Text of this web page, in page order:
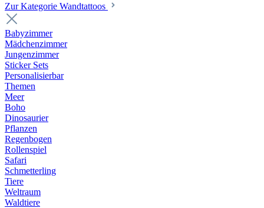
Zur Kategorie Wandtattoos
Babyzimmer
Mädchenzimmer
Jungenzimmer
Sticker Sets
Personalisierbar
Themen
Meer
Boho
Dinosaurier
Pflanzen
Regenbogen
Rollenspiel
Safari
Schmetterling
Tiere
Weltraum
Waldtiere